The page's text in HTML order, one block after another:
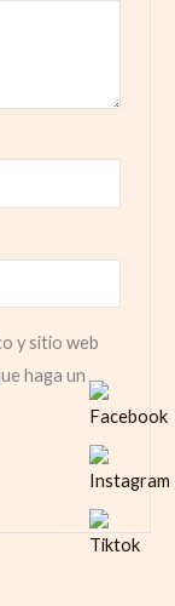
y sitio web
haga un